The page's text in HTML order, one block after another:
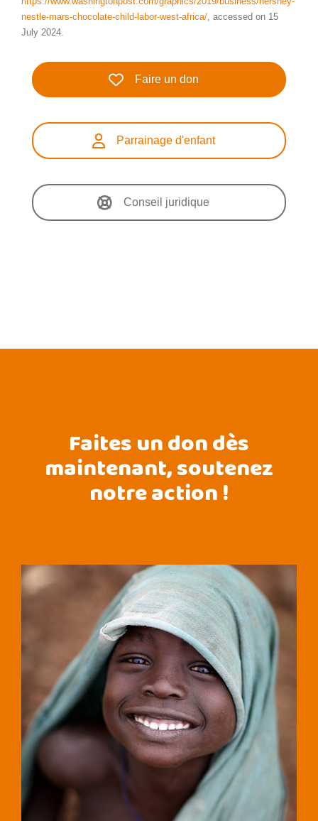
nestle-mars-chocolate-child-labor-west-africa/ , accessed on 15
July 2024.
Faire un don
Parrainage d'enfant
Conseil juridique
Faites un don dès
maintenant, soutenez
notre action !